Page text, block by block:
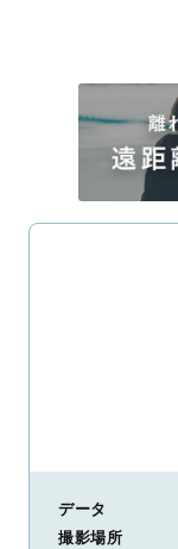
データ
撮影場所